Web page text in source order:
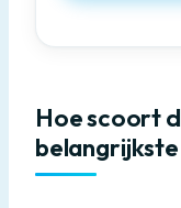
Hoe scoort